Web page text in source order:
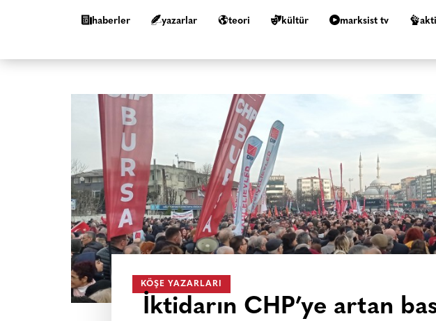
haberler yazarlar teori kültür marksist tv
KÖŞE YAZARLARI
İktidarın CHP’ye artan